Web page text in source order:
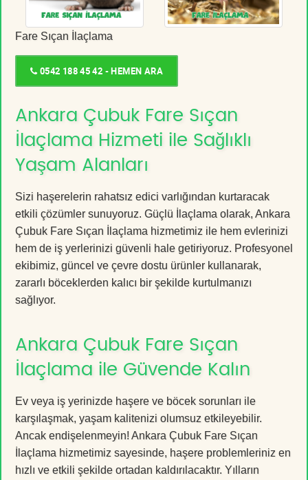
Fare Sıçan İlaçlama
0542 188 45 42 - HEMEN ARA
Ankara Çubuk Fare Sıçan
İlaçlama Hizmeti ile Sağlıklı
Yaşam Alanları
Sizi haşerelerin rahatsız edici varlığından kurtaracak
etkili çözümler sunuyoruz. Güçlü İlaçlama olarak, Ankara
Çubuk Fare Sıçan İlaçlama hizmetimiz ile hem evlerinizi
hem de iş yerlerinizi güvenli hale getiriyoruz. Profesyonel
ekibimiz, güncel ve çevre dostu ürünler kullanarak,
zararlı böceklerden kalıcı bir şekilde kurtulmanızı
sağlıyor.
Ankara Çubuk Fare Sıçan
İlaçlama ile Güvende Kalın
Ev veya iş yerinizde haşere ve böcek sorunları ile
karşılaşmak, yaşam kalitenizi olumsuz etkileyebilir.
Ancak endişelenmeyin! Ankara Çubuk Fare Sıçan
İlaçlama hizmetimiz sayesinde, haşere problemleriniz en
hızlı ve etkili şekilde ortadan kaldırılacaktır. Yılların